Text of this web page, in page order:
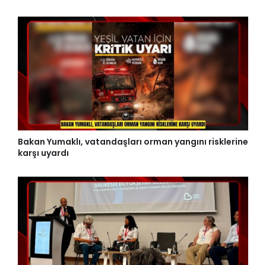
Bakan Yumaklı, vatandaşları orman yangını risklerine
karşı uyardı